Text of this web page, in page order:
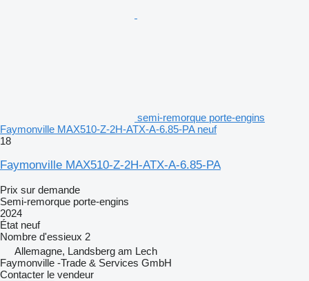
semi-remorque porte-engins
Faymonville MAX510-Z-2H-ATX-A-6.85-PA neuf
18
Faymonville MAX510-Z-2H-ATX-A-6.85-PA
Prix sur demande
Semi-remorque porte-engins
2024
État neuf
Nombre d'essieux 2
Allemagne, Landsberg am Lech
Faymonville -Trade & Services GmbH
Contacter le vendeur